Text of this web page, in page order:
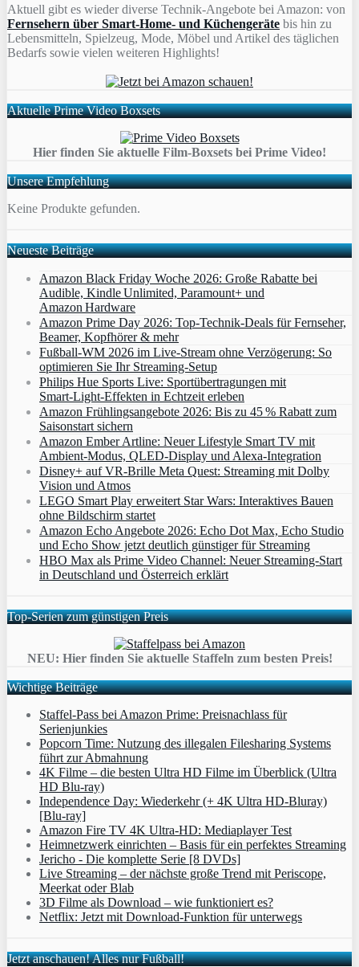
Aktuell gibt es wieder diverse Technik-Angebote bei Amazon: von
Fernsehern über Smart-Home- und Küchengeräte bis hin zu
Lebensmitteln, Spielzeug, Mode, Möbel und Artikel des täglichen
Bedarfs sowie vielen weiteren Highlights!
Aktuelle Prime Video Boxsets
Hier finden Sie aktuelle Film-Boxsets bei Prime Video!
Unsere Empfehlung
Keine Produkte gefunden.
Neueste Beiträge
Amazon Black Friday Woche 2026: Große Rabatte bei
Audible, Kindle Unlimited, Paramount+ und
Amazon Hardware
Amazon Prime Day 2026: Top-Technik-Deals für Fernseher,
Beamer, Kopfhörer & mehr
Fußball-WM 2026 im Live-Stream ohne Verzögerung: So
optimieren Sie Ihr Streaming-Setup
Philips Hue Sports Live: Sportübertragungen mit
Smart‑Light‑Effekten in Echtzeit erleben
Amazon Frühlingsangebote 2026: Bis zu 45 % Rabatt zum
Saisonstart sichern
Amazon Ember Artline: Neuer Lifestyle Smart TV mit
Ambient‑Modus, QLED‑Display und Alexa‑Integration
Disney+ auf VR-Brille Meta Quest: Streaming mit Dolby
Vision und Atmos
LEGO Smart Play erweitert Star Wars: Interaktives Bauen
ohne Bildschirm startet
Amazon Echo Angebote 2026: Echo Dot Max, Echo Studio
und Echo Show jetzt deutlich günstiger für Streaming
HBO Max als Prime Video Channel: Neuer Streaming‑Start
in Deutschland und Österreich erklärt
Top-Serien zum günstigen Preis
NEU: Hier finden Sie aktuelle Staffeln zum besten Preis!
Wichtige Beiträge
Staffel-Pass bei Amazon Prime: Preisnachlass für
Serienjunkies
Popcorn Time: Nutzung des illegalen Filesharing Systems
führt zur Abmahnung
4K Filme – die besten Ultra HD Filme im Überblick (Ultra
HD Blu-ray)
Independence Day: Wiederkehr (+ 4K Ultra HD-Bluray)
[Blu-ray]
Amazon Fire TV 4K Ultra-HD: Mediaplayer Test
Heimnetzwerk einrichten – Basis für ein perfektes Streaming
Jericho - Die komplette Serie [8 DVDs]
Live Streaming – der nächste große Trend mit Periscope,
Meerkat oder Blab
3D Filme als Download – wie funktioniert es?
Netflix: Jetzt mit Download-Funktion für unterwegs
Jetzt anschauen! Alles nur Fußball!